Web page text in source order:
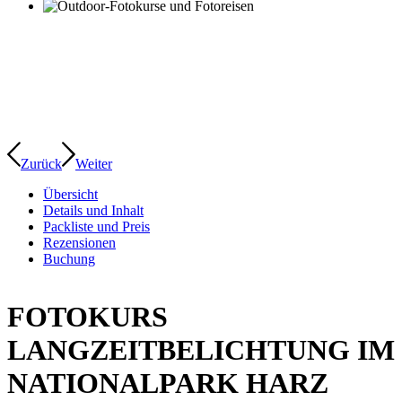
Zurück
Weiter
Übersicht
Details und Inhalt
Packliste und Preis
Rezensionen
Buchung
FOTOKURS
LANGZEITBELICHTUNG IM
NATIONALPARK HARZ